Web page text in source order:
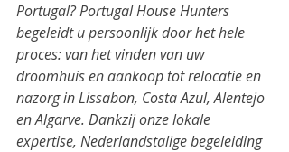
Portugal? Portugal House Hunters
begeleidt u persoonlijk door het hele
proces: van het vinden van uw
droomhuis en aankoop tot relocatie en
nazorg in Lissabon, Costa Azul, Alentejo
en Algarve. Dankzij onze lokale
expertise, Nederlandstalige begeleiding